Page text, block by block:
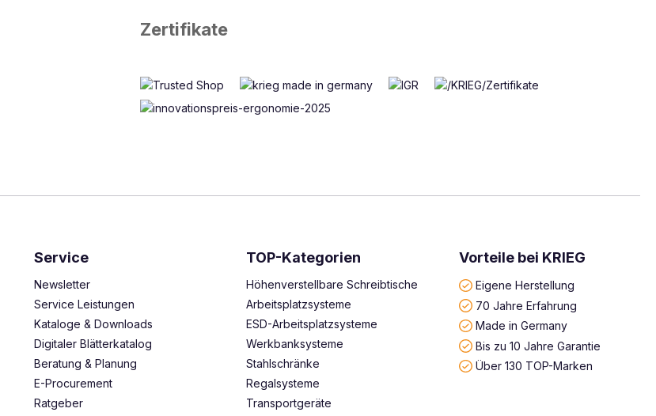
Zertifikate
Service
Newsletter
Service Leistungen
Kataloge & Downloads
Digitaler Blätterkatalog
Beratung & Planung
E-Procurement
Ratgeber
TOP-Kategorien
Höhenverstellbare Schreibtische
Arbeitsplatzsysteme
ESD-Arbeitsplatzsysteme
Werkbanksysteme
Stahlschränke
Regalsysteme
Transportgeräte
Vorteile bei KRIEG
Eigene Herstellung
70 Jahre Erfahrung
Made in Germany
Bis zu 10 Jahre Garantie
Über 130 TOP-Marken